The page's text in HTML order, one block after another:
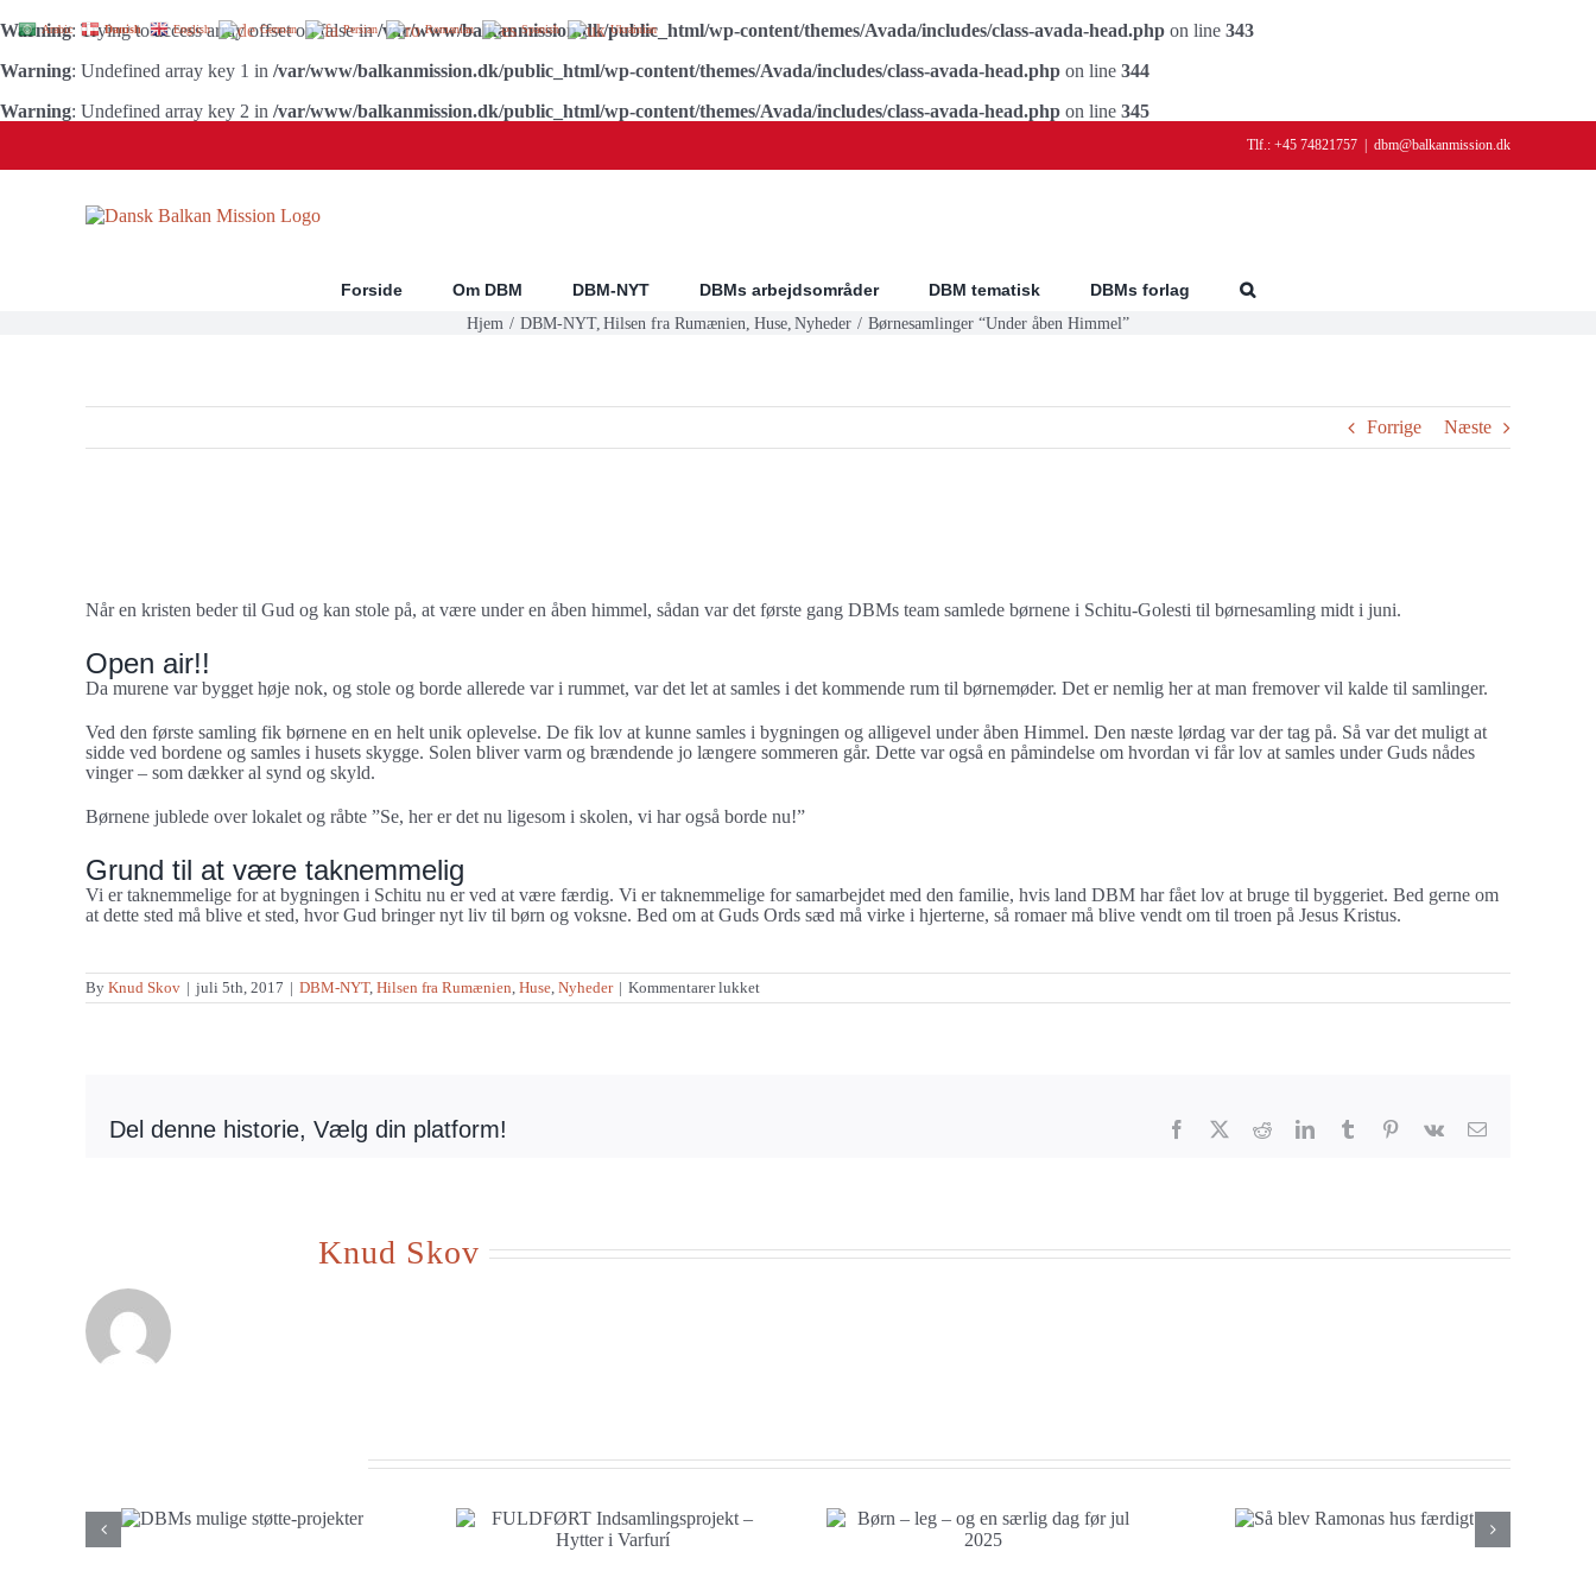
Warning: Trying to access array offset on false in/var/www/balkanmission.dk/public_html/wp-content/themes/Avada/includes/class-avada-head.php on line 343
Warning: Undefined array key 1 in /var/www/balkanmission.dk/public_html/wp-content/themes/Avada/includes/class-avada-head.php on line 344
Warning: Undefined array key 2 in /var/www/balkanmission.dk/public_html/wp-content/themes/Avada/includes/class-avada-head.php on line 345
content
Tlf.: +45 74821757 dbm@balkanmission.dk
Forside Om DBM DBM-NYT DBMs arbejdsområder DBM tematisk DBMs forlag
Hjem DBM-NYT Hilsen fra Rumænien Huse Nyheder Børnesamlinger “Under åben Himmel”
Forrige Næste
Når en kristen beder til Gud og kan stole på, at være under en åben himmel, sådan var det første gang DBMs team samlede børnene i Schitu-Golesti til børnesamling midt i juni.
Open air!!
Da murene var bygget høje nok, og stole og borde allerede var i rummet, var det let at samles i det kommende rum til børnemøder. Det er nemlig her at man fremover vil kalde til samlinger.
Ved den første samling fik børnene en en helt unik oplevelse. De fik lov at kunne samles i bygningen og alligevel under åben Himmel. Den næste lørdag var der tag på. Så var det muligt at
sidde ved bordene og samles i husets skygge. Solen bliver varm og brændende jo længere sommeren går. Dette var også en påmindelse om hvordan vi får lov at samles under Guds nådes
vinger – som dækker al synd og skyld.
Børnene jublede over lokalet og råbte ”Se, her er det nu ligesom i skolen, vi har også borde nu!”
Grund til at være taknemmelig
Vi er taknemmelige for at bygningen i Schitu nu er ved at være færdig. Vi er taknemmelige for samarbejdet med den familie, hvis land DBM har fået lov at bruge til byggeriet. Bed gerne om
at dette sted må blive et sted, hvor Gud bringer nyt liv til børn og voksne. Bed om at Guds Ords sæd må virke i hjerterne, så romaer må blive vendt om til troen på Jesus Kristus.
By Knud Skov | juli 5th, 2017 | DBM-NYT, Hilsen fra Rumænien, Huse, Nyheder | Kommentarer lukkettil
Børnesamlinger
Del denne historie, Vælg din platform! Facebook RedditLinkedInTumblr Pinterest
Vk
E-
Knud Skov
FULDFØRT
Børn – leg – og en
Så blev Ramonas
Arabic Danish English German Persian Romanian Spanish Ukrainian